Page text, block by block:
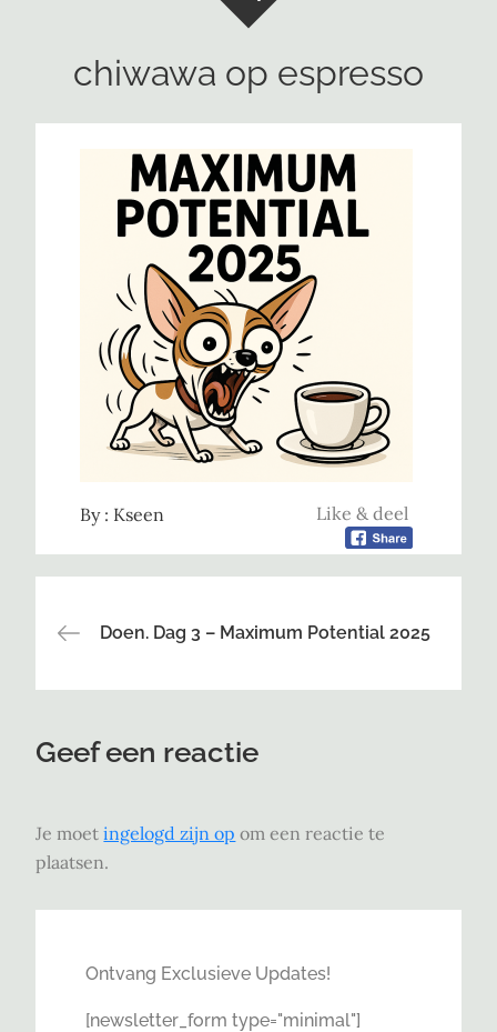
chiwawa op espresso
Like & deel
By : Kseen
Bericht
navigatie
Doen. Dag 3 – Maximum Potential 2025
Geef een reactie
Je moetingelogd zijn op om een reactie te
plaatsen.
Ontvang Exclusieve Updates!
[newsletter_form type="minimal"]